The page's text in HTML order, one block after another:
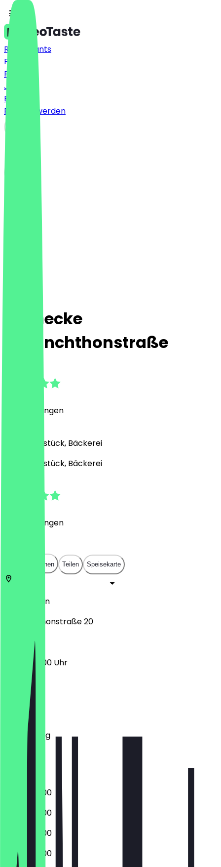
Restaurants
Preise
FAQ
Jobs
Blog
Partner werden
Steinecke
Melanchthonstraße
Bewertungen
Café, Frühstück, Bäckerei
Café, Frühstück, Bäckerei
Bewertungen
In App öffnen Teilen Speisekarte
Berlin
Melanchthonstraße 20
06:30 - 18:00 Uhr
Montag
Dienstag
Mittwoch
Donnerstag
Freitag
06:30 - 18:00
06:30 - 18:00
06:30 - 18:00
06:30 - 18:00